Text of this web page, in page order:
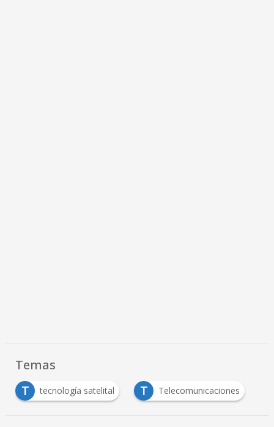
Temas
T
tecnología satelital T Telecomunicaciones